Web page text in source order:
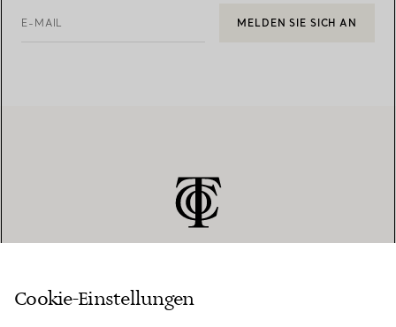
E-MAIL MELDEN SIE SICH AN
KUNDENSERVICE
Cookie-Einstellungen